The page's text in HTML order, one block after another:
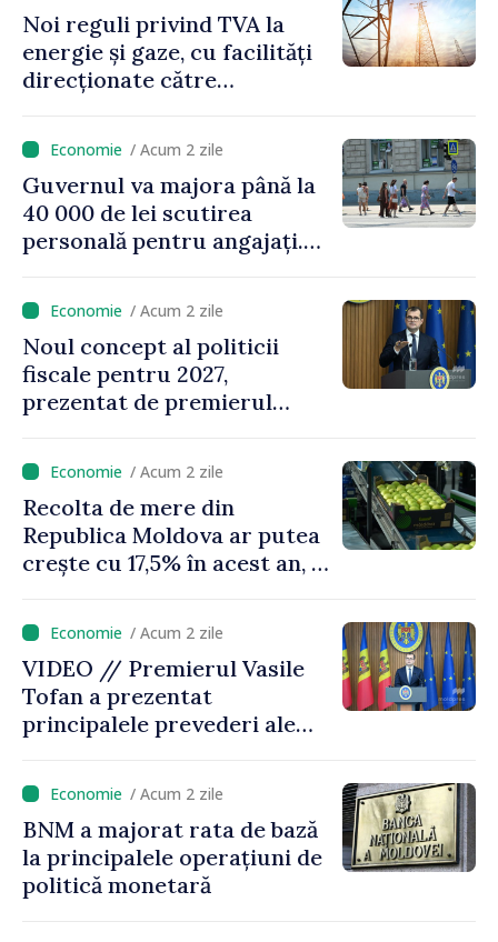
Noi reguli privind TVA la
energie și gaze, cu facilități
direcționate către
/ Acum 2 zile
Guvernul va majora până la
40 000 de lei scutirea
personală pentru angajați.
de milioane de lei îi lăsăm
oamenilor”/ Acum 2 zile
Noul concept al politicii
fiscale pentru 2027,
prezentat de premierul
puțin munca, stimulăm
investițiile, taxăm viciile și
echilibrăm taxarea
consumului”
/ Acum 2 zile
Recolta de mere din
Republica Moldova ar putea
crește cu 17,5% în acest an, în
este estimată în scădere
/ Acum 2 zile
VIDEO // Premierul Vasile
Tofan a prezentat
principalele prevederi ale
2027
/ Acum 2 zile
BNM a majorat rata de bază
la principalele operațiuni de
politică monetară